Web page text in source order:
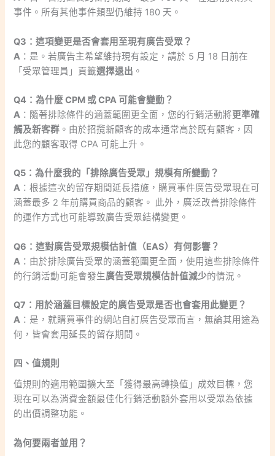
事件。所有其他事件類型仍維持 180 天。
Q3：這項變更是否會套用至現有廣告受眾？
A ：是。若廣告主希望維持現有設定，請於 5 月 18 日前在
「受眾管理員」頁籤選擇退出 。
Q4：為什麼 CPM 或 CPA 可能會變動？
A ：隨著排除條件的涵蓋範圍更全面，您的行銷活動將更準確
觸及新客群 。由於招攬新顧客的成本通常高於既有顧客，因
此您的顧客取得 CPA 可能上升。
Q5：為什麼我的「排除廣告受眾」規模有所變動？
A ：根據這次的留存期間延長措施，購買事件廣告受眾現在可
涵蓋最多 2 年前購買商品的顧客。 此外，廣泛改善排除條件
的運作方式也可能導致廣告受眾結構變更。
Q6：這對廣告受眾規模估計值（EAS）有何影響？
A ：由於排除廣告受眾的涵蓋範圍更全面，使用這些排除條件
的行銷活動可能會發生廣告受眾規模估計值減少的情況。
Q7：用於涵蓋目標設定的廣告受眾是否也會套用此變更？
A ：是，就購買事件的網站自訂廣告受眾而言，無論其用途為
何，皆會套用延長的留存期間。
四、值規則
值規則的適用範圍擴大至「獲得最高轉換值」成效目標，您
現在可以為消費金額最佳化行銷活動額外套用以受眾為依據
的出價調整功能。
為何要兩者並用？